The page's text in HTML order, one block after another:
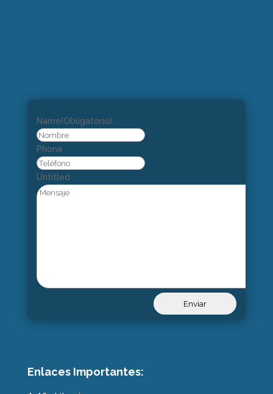
Name(Obligatorio)
Nombre
Phone
Untitled
Enlaces Importantes: